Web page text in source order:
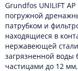
Grundfos UNILIFT
погружной
патрубком и
находящиеся в
нержавеющей
загрязненной воды
частицами до 12